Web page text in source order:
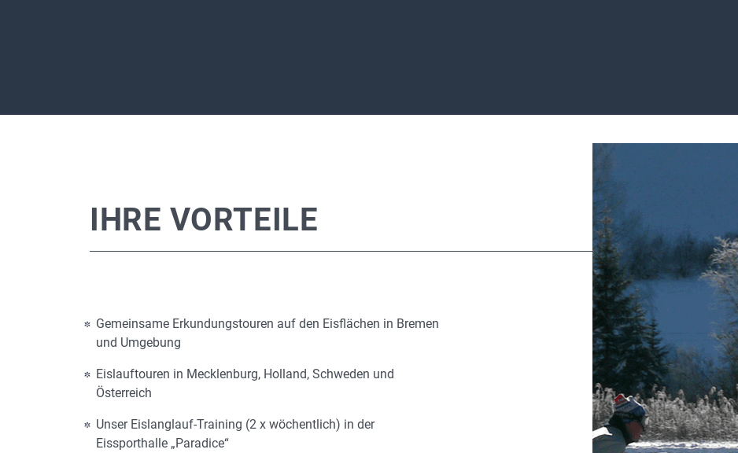
IHRE VORTEILE
Gemeinsame Erkundungstouren auf den Eisflächen in Bremen
und Umgebung
Eislauftouren in Mecklenburg, Holland, Schweden und
Österreich
Unser Eislanglauf-Training (2 x wöchentlich) in der
Eissporthalle „Paradice“